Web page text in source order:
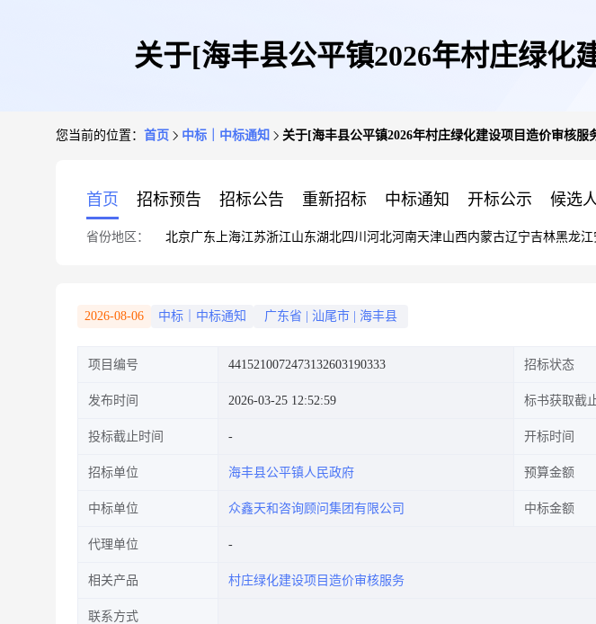
关于[海丰县公平镇2026年村庄绿
您当前的位置： 首页 中标｜中标通知 关于[海丰县公平镇2026年村庄绿化建设项目造价审核服
首页 招标预告 招标公告 重新招标 中标通知 开标公示 候选
省份地区： 北京广东 上海江苏浙江山东湖北四川 河北河南天津山西内蒙古辽宁吉林黑龙江
2026-08-06 中标｜中标通知 广东省 汕尾市 海丰县
项目编号 4415210072473132603190333 招标状态
发布时间 2026-03-25 12:52:59 标书获取截
投标截止时间 开标时间
招标单位 海丰县公平镇人民政府 预算金额
中标单位 众鑫天和咨询顾问集团有限公司 中标金额
代理单位
相关产品 村庄绿化建设项目造价审核服务
联系方式